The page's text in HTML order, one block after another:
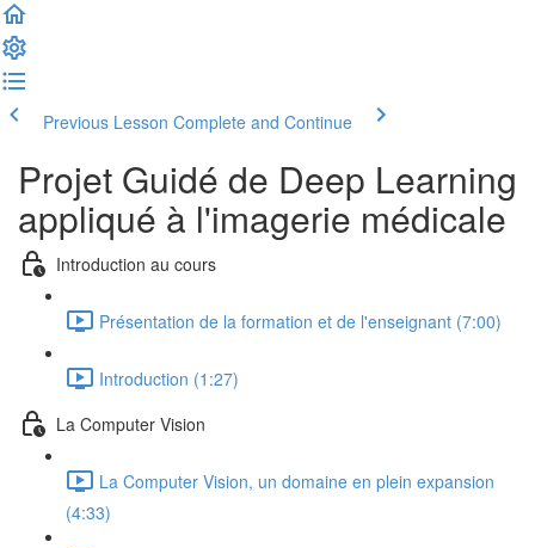
Previous Lesson Complete and Continue
Projet Guidé de Deep Learning
appliqué à l'imagerie médicale
Introduction au cours
Présentation de la formation et de l'enseignant (7:00)
Introduction (1:27)
La Computer Vision
La Computer Vision, un domaine en plein expansion
(4:33)